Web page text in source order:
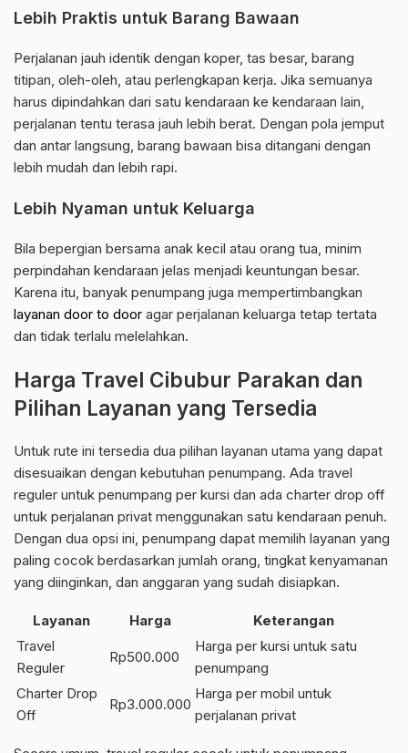
Lebih Praktis untuk Barang Bawaan
Perjalanan jauh identik dengan koper, tas besar, barang
titipan, oleh-oleh, atau perlengkapan kerja. Jika semuanya
harus dipindahkan dari satu kendaraan ke kendaraan lain,
perjalanan tentu terasa jauh lebih berat. Dengan pola jemput
dan antar langsung, barang bawaan bisa ditangani dengan
lebih mudah dan lebih rapi.
Lebih Nyaman untuk Keluarga
Bila bepergian bersama anak kecil atau orang tua, minim
perpindahan kendaraan jelas menjadi keuntungan besar.
Karena itu, banyak penumpang juga mempertimbangkan
layanan door to door agar perjalanan keluarga tetap tertata
dan tidak terlalu melelahkan.
Harga Travel Cibubur Parakan dan
Pilihan Layanan yang Tersedia
Untuk rute ini tersedia dua pilihan layanan utama yang dapat
disesuaikan dengan kebutuhan penumpang. Ada travel
reguler untuk penumpang per kursi dan ada charter drop off
untuk perjalanan privat menggunakan satu kendaraan penuh.
Dengan dua opsi ini, penumpang dapat memilih layanan yang
paling cocok berdasarkan jumlah orang, tingkat kenyamanan
yang diinginkan, dan anggaran yang sudah disiapkan.
Layanan Harga
Keterangan
Travel
Reguler
Rp500.000
Harga per kursi untuk satu
penumpang
Charter Drop
Off
Rp3.000.000
Harga per mobil untuk
perjalanan privat